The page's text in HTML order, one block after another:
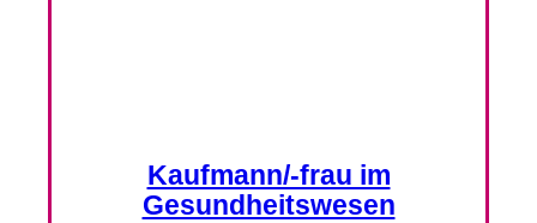
Kaufmann/-frau im
Gesundheitswesen